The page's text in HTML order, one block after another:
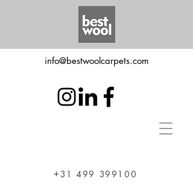
info@bestwoolcarpets.com
+31 499 399100